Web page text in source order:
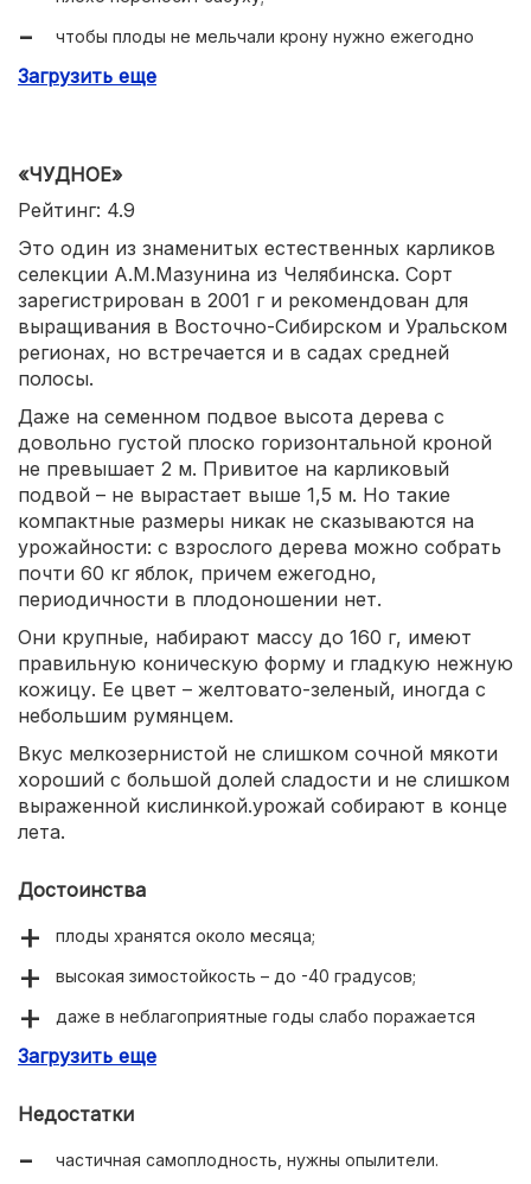
чтобы плоды не мельчали крону нужно ежегодно
Загрузить еще
«ЧУДНОЕ»
Рейтинг: 4.9
Это один из знаменитых естественных карликов
селекции А.М.Мазунина из Челябинска. Сорт
зарегистрирован в 2001 г и рекомендован для
выращивания в Восточно-Сибирском и Уральском
регионах, но встречается и в садах средней
полосы.
Даже на семенном подвое высота дерева с
довольно густой плоско горизонтальной кроной
не превышает 2 м. Привитое на карликовый
подвой – не вырастает выше 1,5 м. Но такие
компактные размеры никак не сказываются на
урожайности: с взрослого дерева можно собрать
почти 60 кг яблок, причем ежегодно,
периодичности в плодоношении нет.
Они крупные, набирают массу до 160 г, имеют
правильную коническую форму и гладкую нежную
кожицу. Ее цвет – желтовато-зеленый, иногда с
небольшим румянцем.
Вкус мелкозернистой не слишком сочной мякоти
хороший с большой долей сладости и не слишком
выраженной кислинкой.урожай собирают в конце
лета.
Достоинства
плоды хранятся около месяца;
высокая зимостойкость – до -40 градусов;
даже в неблагоприятные годы слабо поражается
Загрузить еще
Недостатки
частичная самоплодность, нужны опылители.